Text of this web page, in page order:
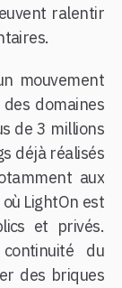
ralentir
mouvement
domaines
de 3 millions
déjà réalisés
aux
LightOn est
et privés.
du
des briques